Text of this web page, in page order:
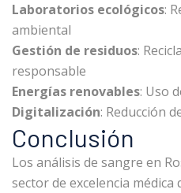
Laboratorios ecológicos:
ambiental
Gestión de residuos:
responsable
Energías renovables: Uso
Digitalización: Reducción
Conclusión
Los análisis de sangre en
sector de excelencia